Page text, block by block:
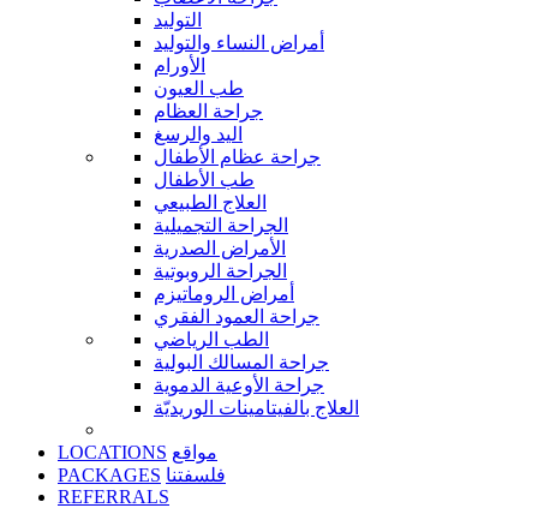
التوليد
أمراض النساء والتوليد
الأورام
طب العيون
جراحة العظام
اليد والرسغ
جراحة عظام الأطفال
طب الأطفال
العلاج الطبيعي
الجراحة التجميلية
الأمراض الصدرية
الجراحة الروبوتية
أمراض الروماتيزم
جراحة العمود الفقري
الطب الرياضي
جراحة المسالك البولية
جراحة الأوعية الدموية
العلاج بالفيتامينات الوريديّة
LOCATIONS مواقع
PACKAGES فلسفتنا
REFERRALS